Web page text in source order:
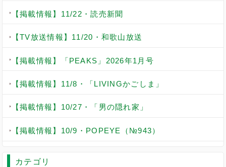
【掲載情報】11/22・読売新聞
【TV放送情報】11/20・和歌山放送
【掲載情報】「PEAKS」2026年1月号
【掲載情報】11/8・「LIVINGかごしま」
【掲載情報】10/27・「男の隠れ家」
【掲載情報】10/9・POPEYE（№943）
カテゴリ